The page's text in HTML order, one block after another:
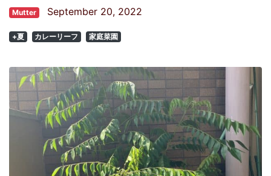
Mutter September 20, 2022
+夏 カレーリーフ 家庭菜園